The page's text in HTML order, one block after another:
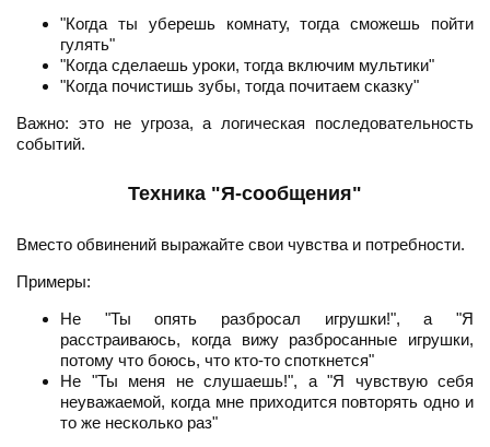
"Когда ты уберешь комнату, тогда сможешь пойти
гулять"
"Когда сделаешь уроки, тогда включим мультики"
"Когда почистишь зубы, тогда почитаем сказку"
Важно: это не угроза, а логическая последовательность
событий.
Техника "Я-сообщения"
Вместо обвинений выражайте свои чувства и потребности.
Примеры:
Не "Ты опять разбросал игрушки!", а "Я
расстраиваюсь, когда вижу разбросанные игрушки,
потому что боюсь, что кто-то споткнется"
Не "Ты меня не слушаешь!", а "Я чувствую себя
неуважаемой, когда мне приходится повторять одно и
то же несколько раз"